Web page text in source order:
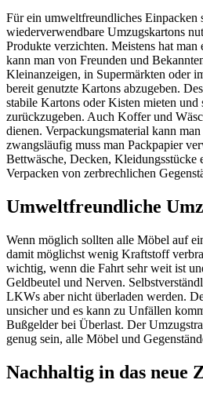
Für ein umweltfreundliches Einpacken
wiederverwendbare Umzugskartons
Produkte verzichten. Meistens hat
kann man von Freunden und
Kleinanzeigen, in Supermärkten oder
bereit genutzte Kartons abzugeben.
stabile Kartons oder Kisten mieten und
zurückzugeben. Auch Koffer und
dienen. Verpackungsmaterial kann
zwangsläufig muss man Packpapier
Bettwäsche, Decken, Kleidungsstücke
Verpacken von zerbrechlichen
Umweltfreundliche
Wenn möglich sollten alle Möbel auf
damit möglichst wenig Kraftstoff
wichtig, wenn die Fahrt sehr weit ist
Geldbeutel und Nerven.
LKWs aber nicht überladen werden.
unsicher und es kann zu Unfällen
Bußgelder bei Überlast. Der
genug sein, alle Möbel und
Nachhaltig in das neue